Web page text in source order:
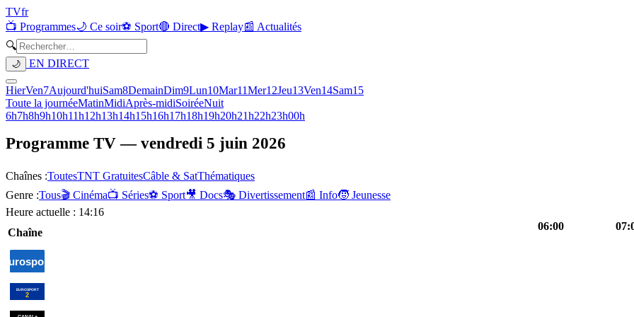
TVfr
📺 Programmes🌙 Ce soir⚽ Sport🔴 Direct▶ Replay📰 Actualités
🔍
🌙 EN DIRECT
HierVen7Aujourd'huiSam8DemainDim9Lun10Mar11Mer12Jeu13Ven14Sam15
Toute la journéeMatinMidiAprès-midiSoiréeNuit
6h7h8h9h10h11h12h13h14h15h16h17h18h19h20h21h22h23h00h
Programme TV —vendredi 5 juin 2026
Chaînes :ToutesTNT GratuitesCâble & SatThématiques
Genre :Tous🎬 Cinéma📺 Séries⚽ Sport🎥 Docs🎭 Divertissement📰 Info🧒 Jeunesse
Heure actuelle : 14:16
Chaîne
06:00